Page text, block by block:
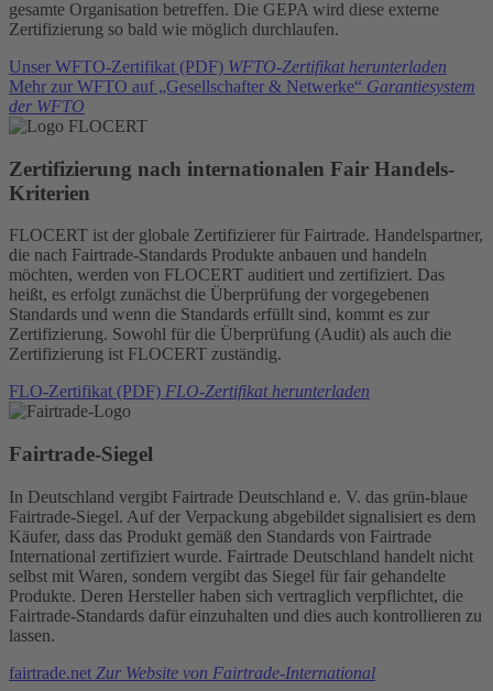
gesamte Organisation betreffen. Die GEPA wird diese externe
Zertifizierung so bald wie möglich durchlaufen.
Unser WFTO-Zertifikat (PDF) WFTO-Zertifikat herunterladen
Mehr zur WFTO auf „Gesellschafter & Netwerke“ Garantiesystem
der WFTO
Zertifizierung nach internationalen Fair Handels-
Kriterien
FLOCERT ist der globale Zertifizierer für Fairtrade. Handelspartner,
die nach Fairtrade-Standards Produkte anbauen und handeln
möchten, werden von FLOCERT auditiert und zertifiziert. Das
heißt, es erfolgt zunächst die Überprüfung der vorgegebenen
Standards und wenn die Standards erfüllt sind, kommt es zur
Zertifizierung. Sowohl für die Überprüfung (Audit) als auch die
Zertifizierung ist FLOCERT zuständig.
FLO-Zertifikat (PDF) FLO-Zertifikat herunterladen
Fairtrade-Siegel
In Deutschland vergibt Fairtrade Deutschland e. V. das grün-blaue
Fairtrade-Siegel. Auf der Verpackung abgebildet signalisiert es dem
Käufer, dass das Produkt gemäß den Standards von Fairtrade
International zertifiziert wurde. Fairtrade Deutschland handelt nicht
selbst mit Waren, sondern vergibt das Siegel für fair gehandelte
Produkte. Deren Hersteller haben sich vertraglich verpflichtet, die
Fairtrade-Standards dafür einzuhalten und dies auch kontrollieren zu
lassen.
fairtrade.net Zur Website von Fairtrade-International